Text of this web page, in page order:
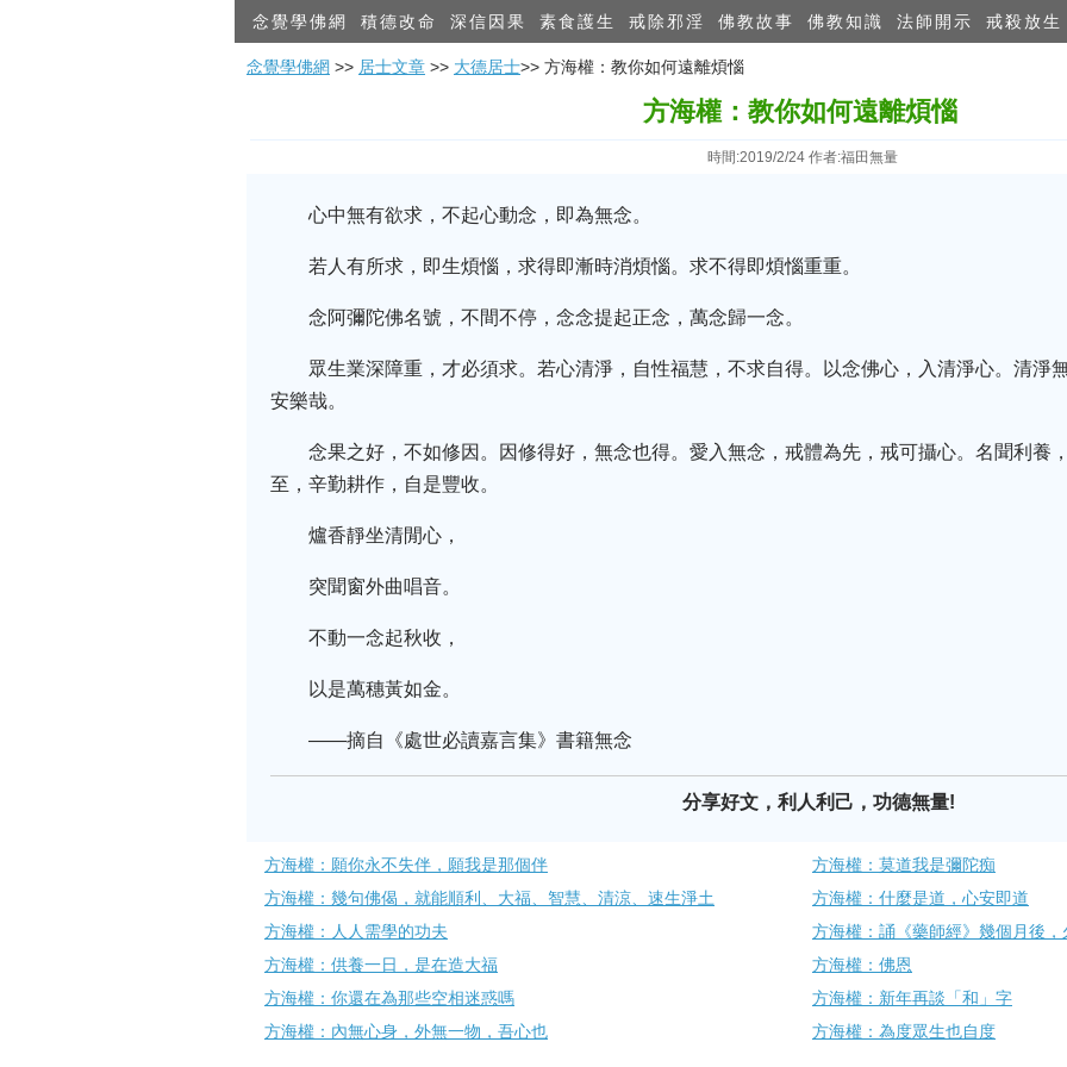
念覺學佛網 積德改命 深信因果 素食護生 戒除邪淫 佛教故事 佛教知識 法師開示 戒殺放生
念覺學佛網 >> 居士文章 >> 大德居士>> 方海權：教你如何遠離煩惱
方海權：教你如何遠離煩惱
時間:2019/2/24 作者:福田無量
心中無有欲求，不起心動念，即為無念。
若人有所求，即生煩惱，求得即漸時消煩惱。求不得即煩惱重重。
念阿彌陀佛名號，不間不停，念念提起正念，萬念歸一念。
眾生業深障重，才必須求。若心清淨，自性福慧，不求自得。以念佛心，入清淨心。清淨
安樂哉。
念果之好，不如修因。因修得好，無念也得。愛入無念，戒體為先，戒可攝心。名聞利養
至，辛勤耕作，自是豐收。
爐香靜坐清閒心，
突聞窗外曲唱音。
不動一念起秋收，
以是萬穗黃如金。
——摘自《處世必讀嘉言集》書籍無念
分享好文，利人利己，功德無量!
方海權：願你永不失伴，願我是那個伴
方海權：莫道我是彌陀痴
方海權：幾句佛偈，就能順利、大福、智慧、清涼、速生淨土
方海權：什麼是道，心安即道
方海權：人人需學的功夫
方海權：誦《藥師經》幾個月後，
方海權：供養一日，是在造大福
方海權：佛恩
方海權：你還在為那些空相迷惑嗎
方海權：新年再談「和」字
方海權：內無心身，外無一物，吾心也
方海權：為度眾生也自度